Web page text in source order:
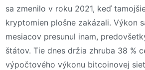
sa zmenilo v roku 2021, keď
kryptomien plošne zakázali. Výkon
mesiacov presunul inam,
štátov. Tie dnes držia zhruba 38 %
výpočtového výkonu bitcoinovej